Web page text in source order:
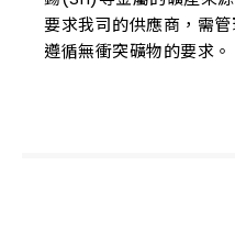
要求我司的供應商，需
遵循無衝突礦物的要求。